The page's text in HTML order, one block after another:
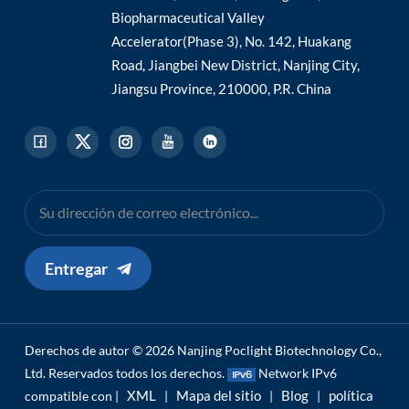
Biopharmaceutical Valley
Accelerator(Phase 3), No. 142, Huakang
Road, Jiangbei New District, Nanjing City,
Jiangsu Province, 210000, P.R. China
Entregar
Derechos de autor © 2026 Nanjing Poclight Biotechnology Co.,
Ltd. Reservados todos los derechos.
Network IPv6
compatible con | XML | Mapa del sitio | Blog | política